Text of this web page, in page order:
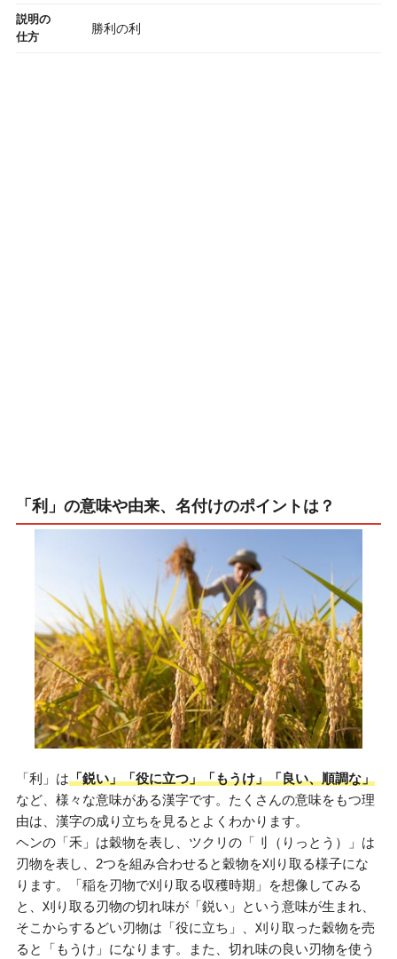
説明の
仕方
勝利の利
「利」の意味や由来、名付けのポイントは？
「利」は「鋭い」「役に立つ」「もうけ」「良い、順調な」
など、様々な意味がある漢字です。たくさんの意味をもつ理
由は、漢字の成り立ちを見るとよくわかります。
ヘンの「禾」は穀物を表し、ツクリの「刂（りっとう）」は
刃物を表し、2つを組み合わせると穀物を刈り取る様子にな
ります。「稲を刃物で刈り取る収穫時期」を想像してみる
と、刈り取る刃物の切れ味が「鋭い」という意味が生まれ、
そこからするどい刃物は「役に立ち」、刈り取った穀物を売
ると「もうけ」になります。また、切れ味の良い刃物を使う